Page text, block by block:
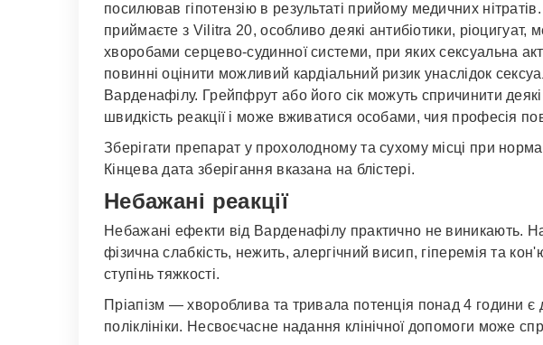
посилював гіпотензію в результаті прийому медичних
приймаєте з Vilitra 20, особливо деякі антибіотики, ріоцигуат,
хворобами серцево-судинної системи, при яких сексуальна
повинні оцінити можливий кардіальний ризик унаслідок
Варденафілу. Грейпфрут або його сік можуть спричинити
швидкість реакції і може вживатися особами, чия професія
Зберігати препарат у прохолодному та сухому місці при
Кінцева дата зберігання вказана на блістері.
Небажані реакції
Небажані ефекти від Варденафілу практично не виникають.
фізична слабкість, нежить, алергічний висип, гіперемія та
ступінь тяжкості.
Пріапізм — хвороблива та тривала потенція понад 4 години
поліклініки. Несвоєчасне надання клінічної допомоги може